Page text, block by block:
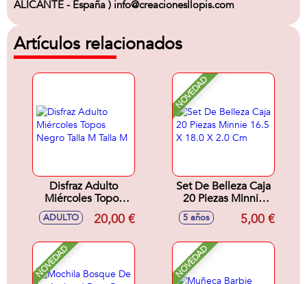
ALICANTE - España ) info@creacionesllopis.com
Artículos relacionados
Disfraz Adulto
Miércoles Topos
Negro Talla M Talla
M
ADULTO 20,00 €
NOVEDAD
Set De Belleza Caja
20 Piezas Minnie
16.5 X 18.0 X 2.0
5 años 5,00 €
NOVEDAD NOVEDAD